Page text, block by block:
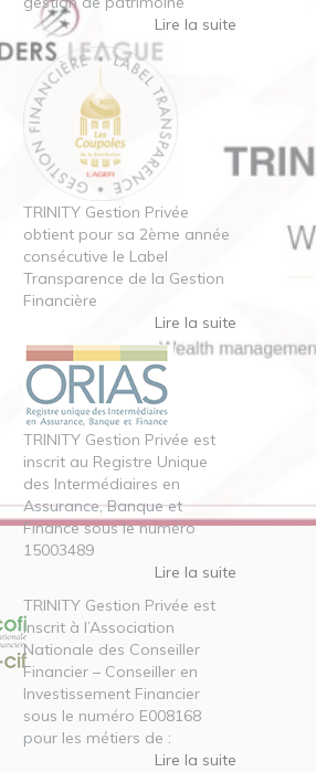
Lire la suite
TRINITY Gestion Privée
obtient pour sa 2ème année
consécutive le Label
Transparence de la Gestion
Financière
Lire la suite
TRINITY Gestion Privée est
inscrit au Registre Unique
des Intermédiaires en
Assurance, Banque et
Finance sous le numéro
15003489
Lire la suite
TRINITY Gestion Privée est
inscrit à l’Association
Nationale des Conseiller
Financier – Conseiller en
Investissement Financier
sous le numéro E008168
pour les métiers de :
Lire la suite